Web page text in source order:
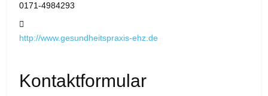
0171-4984293
http://www.gesundheitspraxis-ehz.de
Kontaktformular